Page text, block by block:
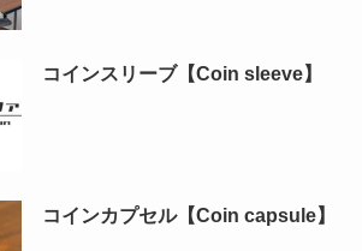
コインスリーブ【Coin sleeve】
コインカプセル【Coin capsule】